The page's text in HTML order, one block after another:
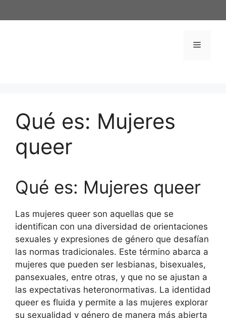
al
Menú
Qué es: Mujeres
queer
Qué es: Mujeres queer
Las mujeres queer son aquellas que se
identifican con una diversidad de orientaciones
sexuales y expresiones de género que desafían
las normas tradicionales. Este término abarca a
mujeres que pueden ser lesbianas, bisexuales,
pansexuales, entre otras, y que no se ajustan a
las expectativas heteronormativas. La identidad
queer es fluida y permite a las mujeres explorar
su sexualidad y género de manera más abierta